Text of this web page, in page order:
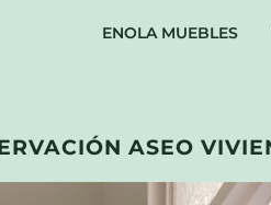
ENOLA MUEBLES
ASEO